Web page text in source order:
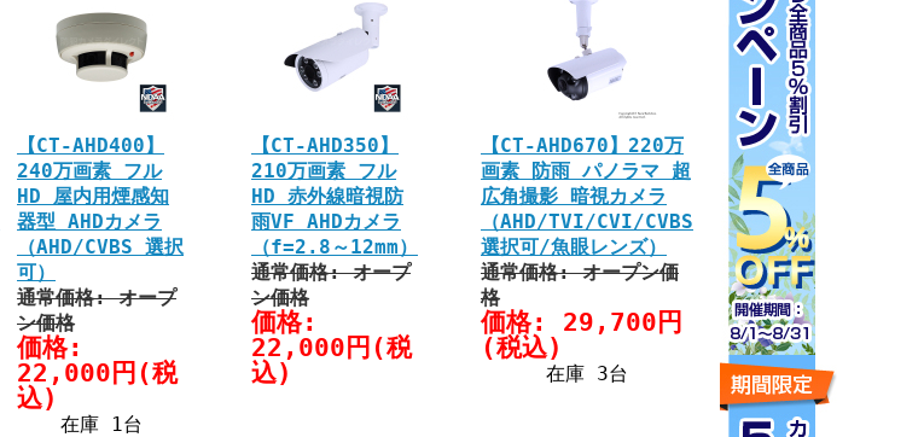
【CT-AHD400】
240万画素 フル
HD 屋内用煙感知
器型 AHDカメラ
（AHD/CVBS 選択
可）
通常価格: オープ
ン価格
価格:
22,000円(税
込)
在庫 1台
【CT-AHD350】
210万画素 フル
HD 赤外線暗視防
雨VF AHDカメラ
（f=2.8～12mm）
通常価格: オープ
ン価格
価格:
22,000円(税
込)
【CT-AHD670】220万
画素 防雨 パノラマ 超
広角撮影 暗視カメラ
（AHD/TVI/CVI/CVBS
選択可/魚眼レンズ）
通常価格: オープン価
格
価格: 29,700円
(税込)
在庫 3台